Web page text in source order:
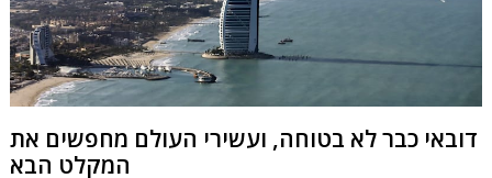
דובאי כבר לא בטוחה, ועשירי העולם מחפשים את
המקלט הבא